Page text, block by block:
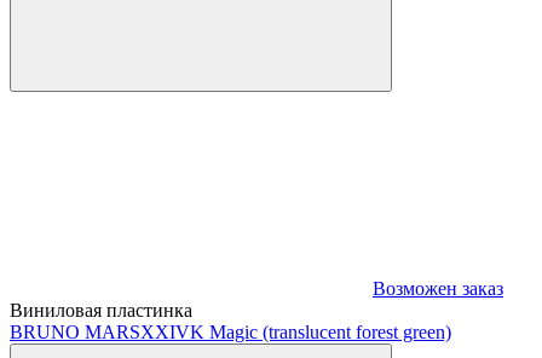
Возможен заказ
Виниловая пластинка
BRUNO MARSXXIVK Magic (translucent forest green)